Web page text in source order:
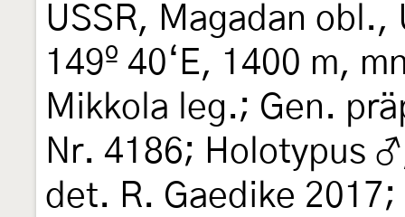
USSR, Magadan obl.,
149º 40‘E, 1400 m,
Mikkola leg.; Gen.
Nr. 4186; Holotypus
det. R. Gaedike